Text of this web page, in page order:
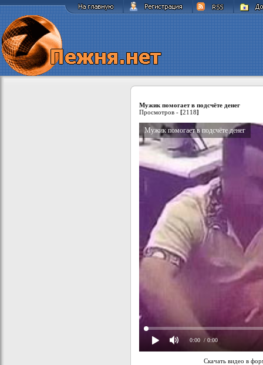
Мужик помогает в подсчёте денег
Просмотров - [2118]
Мужик помогает в подсчёте денег
0:00 / 0:00
Скачать видео в